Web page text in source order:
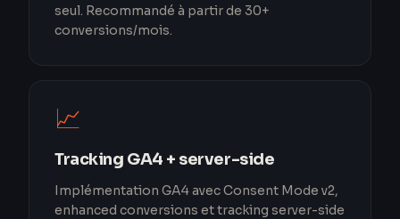
seul. Recommandé à partir de 30+
conversions/mois.
📈
Tracking GA4 + server-side
Implémentation GA4 avec Consent Mode v2,
enhanced conversions et tracking server-side